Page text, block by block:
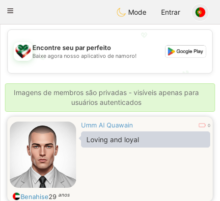
KuwaitChat
Toggle
Mode Entrar
💖
💕
Encontre seu par perfeito
Baixe agora nosso aplicativo de namoro!
Imagens de membros são privadas - visíveis apenas para
usuários autenticados
Umm Al Quawain 0
Loving and loyal
Benahise29 anos